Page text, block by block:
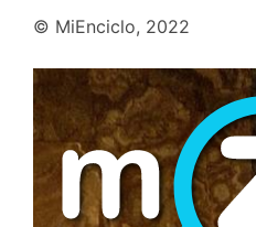
© MiEnciclo, 2022